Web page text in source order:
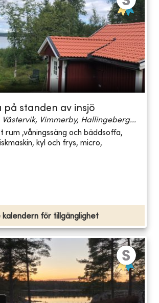
på standen av insjö
Vimmerby, Hallingeberg...
rum ,våningssäng och bäddsoffa,
kyl och frys, micro,
kalendern för tillgänglighet